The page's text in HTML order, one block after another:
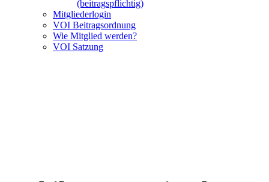
(beitragspflichtig)
Mitgliederlogin
VOI Beitragsordnung
Wie Mitglied werden?
VOI Satzung